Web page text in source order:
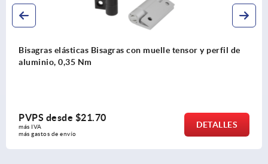
con muelle tensor y perfil de
DETALLES
Bisagras continuas de
PVPS desde $271.59
más gastos de envío